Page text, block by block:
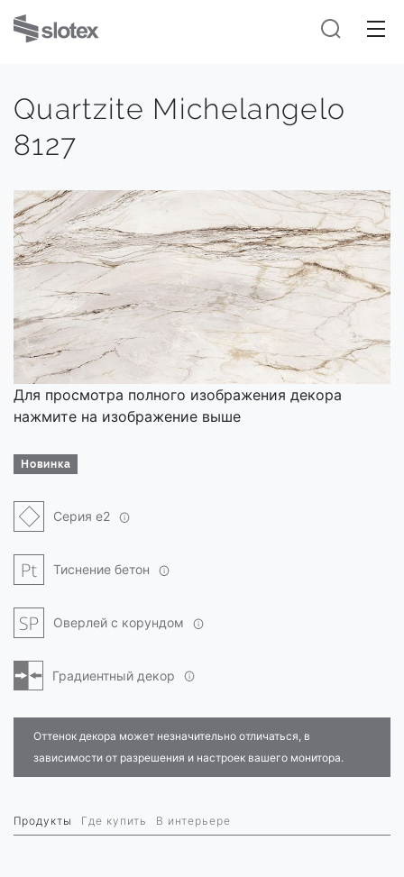
Quartzite Michelangelo
8127
Для просмотра полного изображения декора
нажмите на изображение выше
Новинка
Серия e2
Тиснение бетон
Оверлей с корундом
Градиентный декор
Оттенок декора может незначительно отличаться, в
зависимости от разрешения и настроек вашего монитора.
Продукты Где купить В интерьере